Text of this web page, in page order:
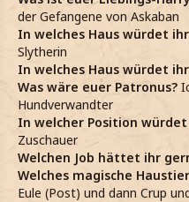
der Gefangene von Askaban
In welches Haus würdet
Slytherin
In welches Haus würdet
Was wäre euer Patronus?
Hundverwandter
In welcher Position
Zuschauer
Welchen Job hättet ihr
Welches magische
Eule (Post) und dann Crup